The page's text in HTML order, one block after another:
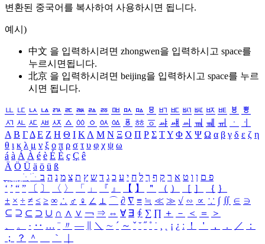
변환된 중국어를 복사하여 사용하시면 됩니다.
예시)
中文 을 입력하시려면 zhongwen을 입력하시고 space를
누르시면됩니다.
北京 을 입력하시려면 beijing을 입력하시고 space를 누르
시면 됩니다.
ㅥ ㅦ ㅧ ㅨ ㅩ ㅪ ㅫ ㅬ ㅭ ㅮ ㅯ ㅰ ㅱ ㅲ ㅳ ㅴ ㅵ ㅶ ㅷ ㅸ
ㅹ
ㅺ ㅻ ㅼ ㅽ ㅾ ㅿ ㆀ ㆁ ㆂ ㆃ ㆄ ㆅ ㆆ ㆇ ㆈ ㆉ ㆊ ㆋ ㆌ ㆍ
ㆎ
Α Β ΓΔ Ε Ζ Η Θ Ι ΚΛ Μ Ν Ξ Ο Π Ρ Σ ΤΥ Φ Χ Ψ Ω α β γ δ ε ζ η
θ ι κ λ μ ν ξ ο π ρ σ τ υ φ χ ψ ω
á à Á À é è É È ç Ç ê
Ä Ö Ü ä ö ü ß
ִֶֹ ֻּ ׁׂ פ ם ן ו ט א ר ק ף ך ל ח י ע כ ג ד ש ץ ת צ מ נ ה ב
‘ ’ “ ” 〔 〕 〈 〉 「 」 『 』 【 】 ＂ （ ） ［ ］ ｛ ｝
± × ÷ ≠ ≤ ≥ ∞ ∴ ♂ ♀ ∠ ⊥ ⌒ ∂ ∇ ≡ ≒ ≪ ≫ √ ∽ ∝ ∵ ∫ ∬ ∈ ∋
⊆ ⊇ ⊂ ⊃ ∪ ∩ ∧ ∨ ￢ ⇒ ⇔ ∀ ∃ ∮ ∑ ∏ ＋ － ＜ ＝
＞
、
。 · ‥ … ¨ 〃 ― ＼ ∼ ´ ～ ˇ ˘ ˝ ˚ ˙ ¸ ¡ ¿ ː ！ ＇ ， ． ／
：
；
？ ＾ ｀